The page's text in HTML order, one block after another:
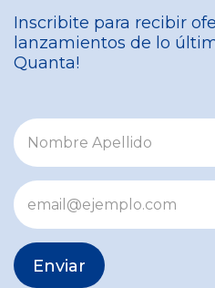
Inscribite para recibir
lanzamientos de lo
Quanta!
Enviar